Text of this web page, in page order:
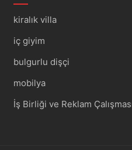
kiralık villa
iç giyim
bulgurlu dişçi
mobilya
İş Birliği ve Reklam